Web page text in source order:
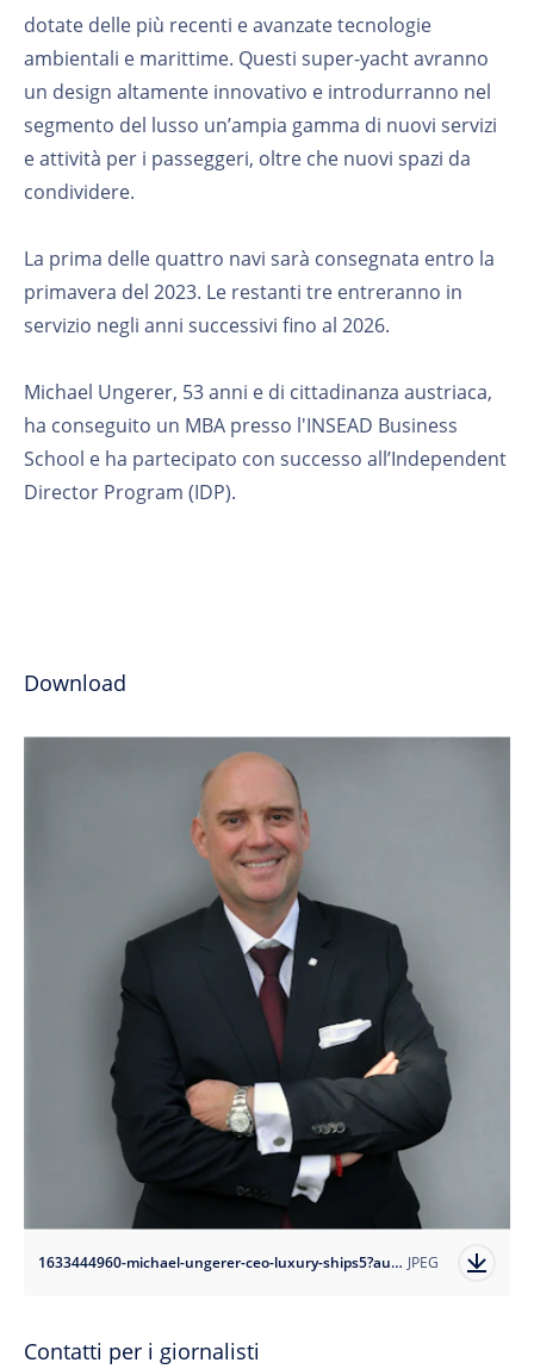
dotate delle più recenti e avanzate tecnologie
ambientali e marittime. Questi super-yacht avranno
un design altamente innovativo e introdurranno nel
segmento del lusso un’ampia gamma di nuovi servizi
e attività per i passeggeri, oltre che nuovi spazi da
condividere.
La prima delle quattro navi sarà consegnata entro la
primavera del 2023. Le restanti tre entreranno in
servizio negli anni successivi fino al 2026.
Michael Ungerer, 53 anni e di cittadinanza austriaca,
ha conseguito un MBA presso l'INSEAD Business
School e ha partecipato con successo all’Independent
Director Program (IDP).
Download
1633444960-michael-ungerer-ceo-luxury-ships5?auto=format JPEG
Contatti per i giornalisti